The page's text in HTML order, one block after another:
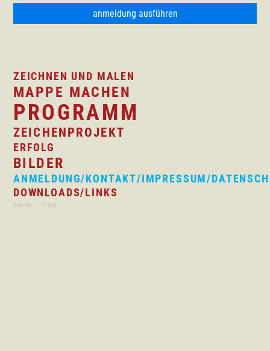
anmeldung ausführen
ZEICHNEN UND MALEN
MAPPE MACHEN
PROGRAMM
ZEICHENPROJEKT
ERFOLG
BILDER
ANMELDUNG/KONTAKT/IMPRESSUM/
DOWNLOADS/LINKS
Zugriffe : 1171494